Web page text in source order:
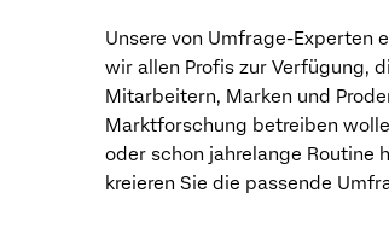
Unsere von Umfrage-Experten
wir allen Profis zur Verfügung,
Mitarbeitern, Marken und
Marktforschung betreiben
oder schon jahrelange Routine
kreieren Sie die passende